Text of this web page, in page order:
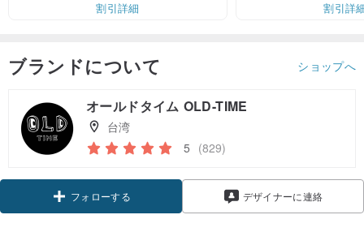
割引詳細
割引詳
ブランドについて ショップへ
オールドタイム OLD-TIME
台湾
5 (829)
フォローする デザイナーに連絡